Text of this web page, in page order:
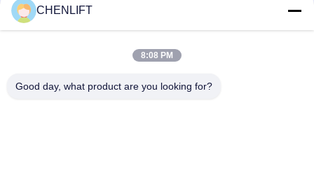
Plataforma de Trabalho Aéreo de 10 Metros de Altura com
Duplo Mastro e Mesa de Elevação Vertical Hidráulica
Plataforma de trabalho aéreo de tipo de alumínio com altura
CHENLIFT
8:08 PM
Good day, what product are you looking for?